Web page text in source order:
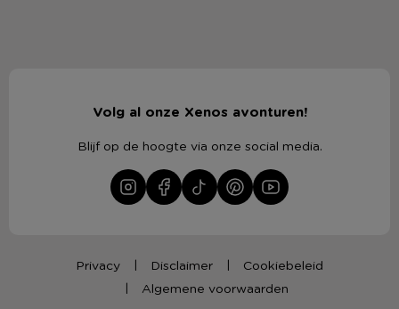
Volg al onze Xenos avonturen!
Blijf op de hoogte via onze social media.
Privacy Disclaimer
Cookiebeleid
Algemene voorwaarden